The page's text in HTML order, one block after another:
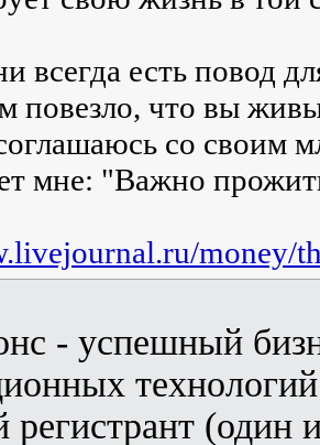
всегда есть повод
повезло, что вы
со своим
мне: "Важно
money/
- успешный
регистрант